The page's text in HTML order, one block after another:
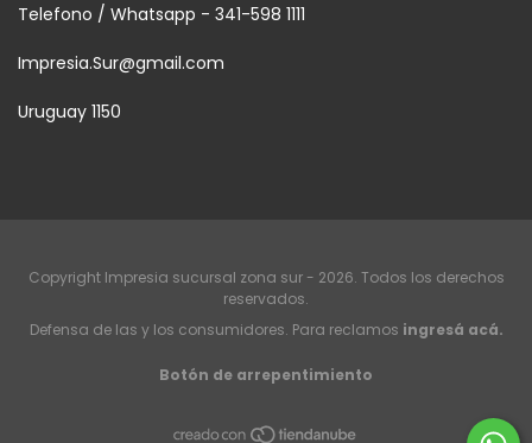
Telefono / Whatsapp - 341-598 1111
Impresia.Sur@gmail.com
Uruguay 1150
Copyright Impresia sucursal zona sur - 2026. Todos los derechos
reservados.
Defensa de las y los consumidores. Para reclamos ingresá acá.
Botón de arrepentimiento